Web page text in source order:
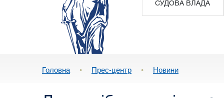
СУДОВА ВЛАДА
Головна • Прес-центр • Новини